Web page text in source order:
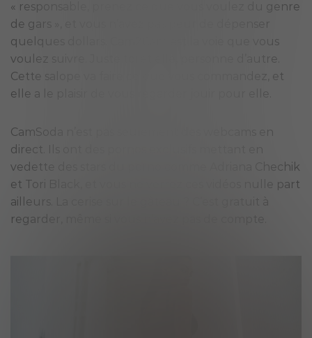
« responsable, prenez ce que vous voulez du genre
de gars », et vous n’avez pas peur de dépenser
quelques dollars. Cam2Cam est la voie que vous
voulez suivre. Juste toi et elle, personne d’autre.
Cette salope va faire ce que vous commandez, et
elle a le plaisir de vous regarder jouir pour elle.
CamSoda n’est pas seulement des webcams en
direct. Ils ont des pornos exclusifs mettant en
vedette des stars du porno comme Adriana Chechik
et Tori Black, et vous ne verrez ces vidéos nulle part
ailleurs. La cerise sur le gâteau ? C’est gratuit à
regarder, même si vous n’avez pas de compte.